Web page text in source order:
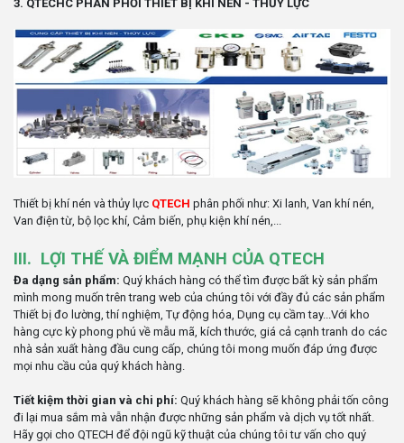
3. QTECHC PHÂN PHỐI THIẾT BỊ KHÍ NÉN - THỦY LỰC
Thiết bị khí nén và thủy lực QTECH phân phối như: Xi lanh, Van khí nén,
Van điện từ, bộ lọc khí, Cảm biến, phụ kiện khí nén,...
III. LỢI THẾ VÀ ĐIỂM MẠNH CỦA QTECH
Đa dạng sản phẩm: Quý khách hàng có thể tìm được bất kỳ sản phẩm
mình mong muốn trên trang web của chúng tôi với đầy đủ các sản phẩm
Thiết bị đo lường, thí nghiệm, Tự động hóa, Dụng cụ cầm tay...Với kho
hàng cực kỳ phong phú về mẫu mã, kích thước, giá cả cạnh tranh do các
nhà sản xuất hàng đầu cung cấp, chúng tôi mong muốn đáp ứng được
mọi nhu cầu của quý khách hàng.
Tiết kiệm thời gian và chi phí: Quý khách hàng sẽ không phải tốn công
đi lại mua sắm mà vẫn nhận được những sản phẩm và dịch vụ tốt nhất.
Hãy gọi cho QTECH để đội ngũ kỹ thuật của chúng tôi tư vấn cho quý